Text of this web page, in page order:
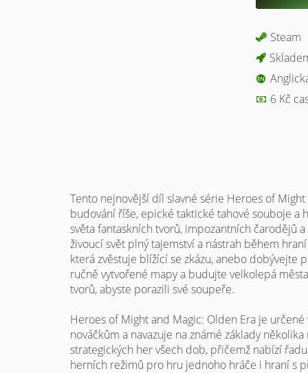
Steam
6 Kč
Tento nejnovější díl slavné série Heroes of
budování říše, epické taktické tahové souboje a
světa fantaskních tvorů, impozantních čarodějů
živoucí svět plný tajemství a nástrah během
která zvěstuje blížící se zkázu, anebo dobývejte
ručně vytvořené mapy a budujte velkolepá
tvorů, abyste porazili své soupeře.
Heroes of Might and Magic: Olden Era je
nováčkům a navazuje na známé základy
strategických her všech dob, přičemž nabízí
herních režimů pro hru jednoho hráče i hraní s